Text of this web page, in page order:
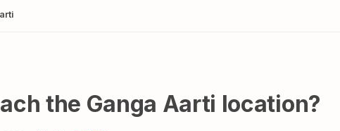
the Ganga Aarti location?